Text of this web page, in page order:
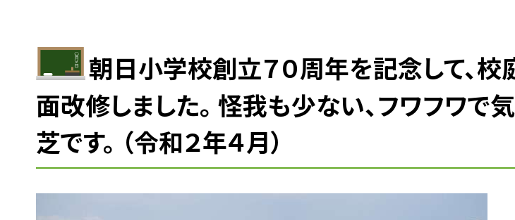
朝日小学校創立７０周年を記念して、
面改修しました。 怪我も少ない、フワフワで
芝です。 （令和２年４月）